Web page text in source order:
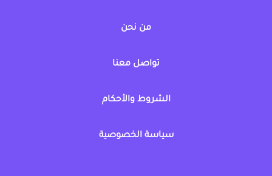
من نحن
تواصل معنا
الشروط والأحكام
سياسة الخصوصية